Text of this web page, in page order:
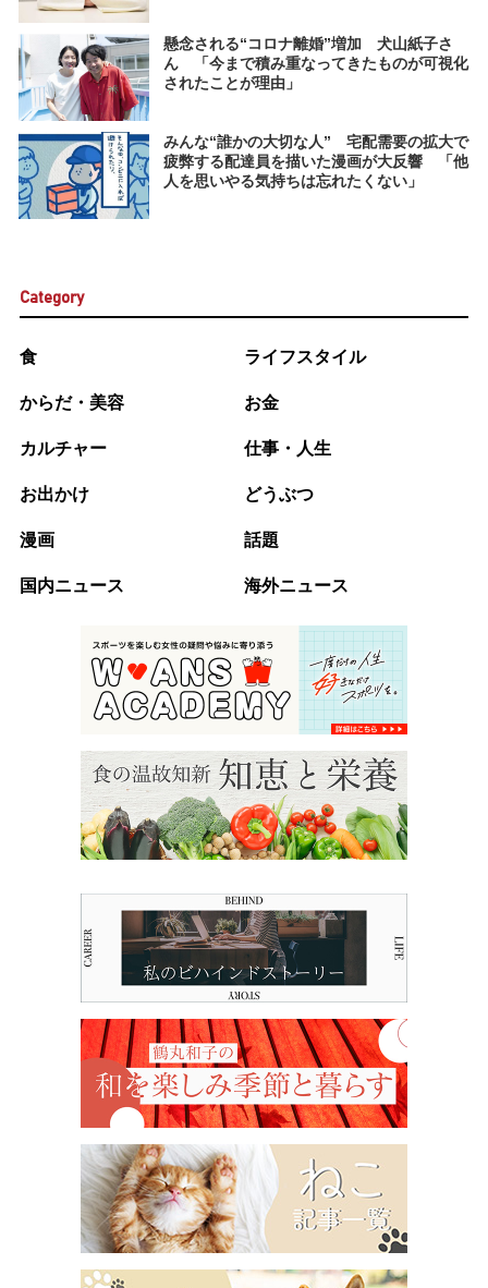
懸念される“コロナ離婚”増加 犬山紙子さ
ん 「今まで積み重なってきたものが可視化
されたことが理由」
みんな“誰かの大切な人” 宅配需要の拡大で
疲弊する配達員を描いた漫画が大反響 「他
人を思いやる気持ちは忘れたくない」
Category
食 ライフスタイル
からだ・美容 お金
カルチャー 仕事・人生
お出かけ どうぶつ
漫画 話題
国内ニュース 海外ニュース